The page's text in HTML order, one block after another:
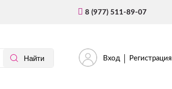
8 (977) 511-89-07
Вход Регистрация